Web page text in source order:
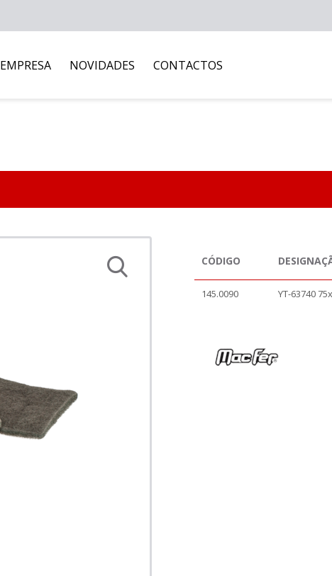
EMPRESA NOVIDADES CONTACTOS
CÓDIGO
145.0090 YT-63740